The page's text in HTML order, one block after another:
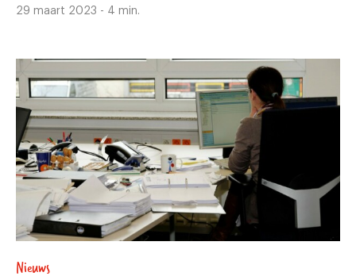
29 maart 2023 - 4 min.
Nieuws